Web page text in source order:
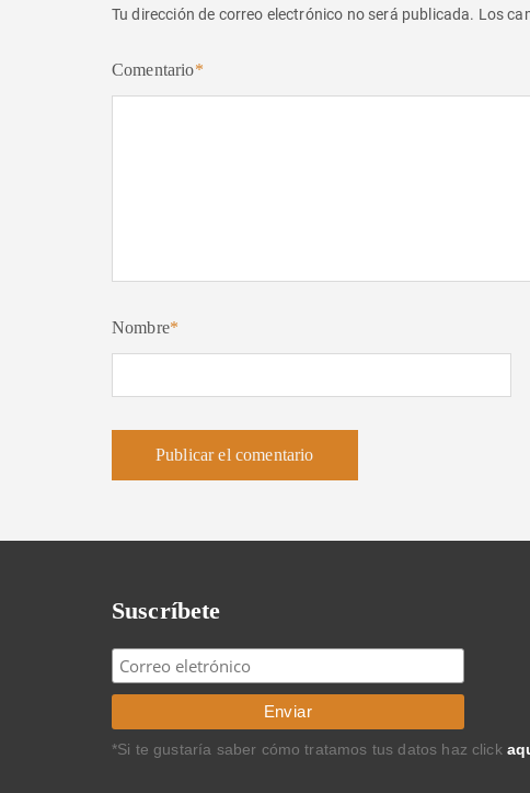
Tu dirección de correo electrónico no será publicada. Los
Comentario*
Nombre*
Suscríbete
*Si te gustaría saber cómo tratamos tus datos haz click